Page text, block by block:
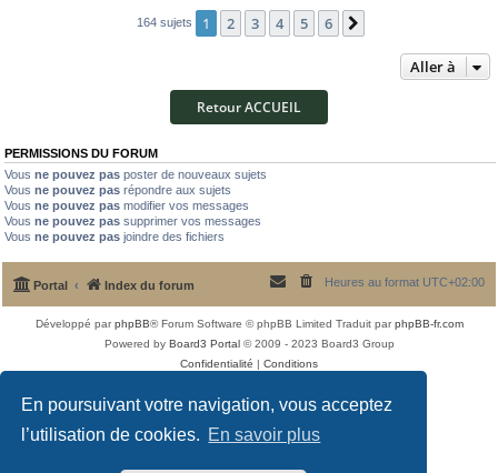
En poursuivant votre navigation, vous acceptez
l’utilisation de cookies. En savoir plus
164 sujets 1 2 3 4 5 6
Aller à
Retour ACCUEIL
PERMISSIONS DU FORUM
Vous ne pouvez pas poster de nouveaux sujets
Vous ne pouvez pas répondre aux sujets
Vous ne pouvez pas modifier vos messages
Vous ne pouvez pas supprimer vos messages
Vous ne pouvez pas joindre des fichiers
Portal Index du forum Heures au format UTC+02:00
Développé parphpBB® Forum Software © phpBB Limited Traduit parphpBB-fr.com
Powered by Board3 Portal© 2009 - 2023 Board3 Group
Confidentialité | Conditions